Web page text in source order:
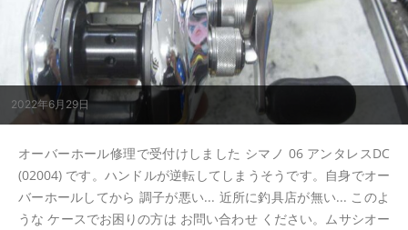
2022年6月29日
オーバーホール修理で受付けしました シマノ 06 アンタレスDC
(02004) です。ハンドルが逆転してしまうそうです。自身でオー
バーホールしてから 調子が悪い... 近所に釣具店が無い... このよ
うな ケースでお困りの方は お問い合わせ ください。ムサシオー